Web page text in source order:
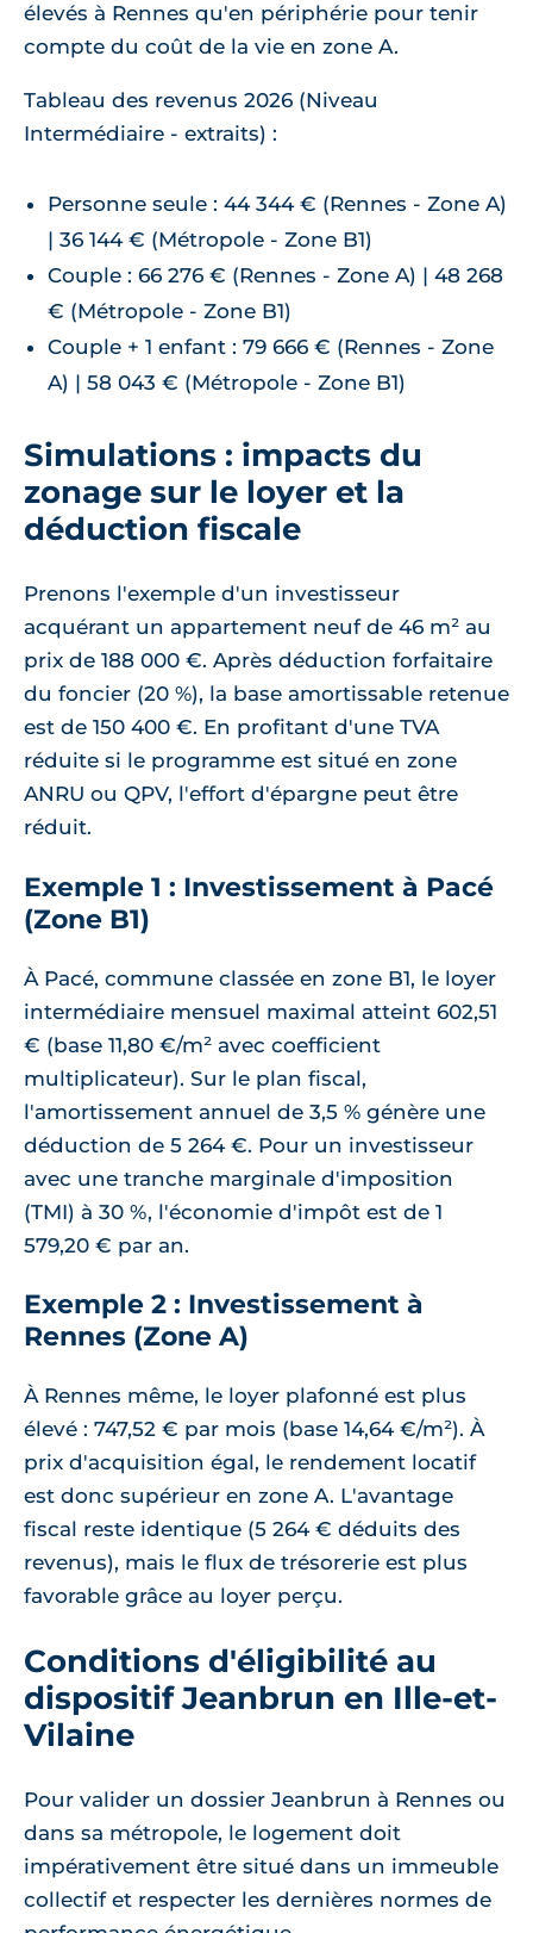
élevés à Rennes qu'en périphérie pour tenir
compte du coût de la vie en zone A.
Tableau des revenus 2026 (Niveau
Intermédiaire - extraits) :
Personne seule : 44 344 € (Rennes - Zone A)
| 36 144 € (Métropole - Zone B1)
Couple : 66 276 € (Rennes - Zone A) | 48 268
€ (Métropole - Zone B1)
Couple + 1 enfant : 79 666 € (Rennes - Zone
A) | 58 043 € (Métropole - Zone B1)
Simulations : impacts du
zonage sur le loyer et la
déduction fiscale
Prenons l'exemple d'un investisseur
acquérant un appartement neuf de 46 m² au
prix de 188 000 €. Après déduction forfaitaire
du foncier (20 %), la base amortissable retenue
est de 150 400 €. En profitant d'une TVA
réduite si le programme est situé en zone
ANRU ou QPV, l'effort d'épargne peut être
réduit.
Exemple 1 : Investissement à Pacé
(Zone B1)
À Pacé, commune classée en zone B1, le loyer
intermédiaire mensuel maximal atteint 602,51
€ (base 11,80 €/m² avec coefficient
multiplicateur). Sur le plan fiscal,
l'amortissement annuel de 3,5 % génère une
déduction de 5 264 €. Pour un investisseur
avec une tranche marginale d'imposition
(TMI) à 30 %, l'économie d'impôt est de 1
579,20 € par an.
Exemple 2 : Investissement à
Rennes (Zone A)
À Rennes même, le loyer plafonné est plus
élevé : 747,52 € par mois (base 14,64 €/m²). À
prix d'acquisition égal, le rendement locatif
est donc supérieur en zone A. L'avantage
fiscal reste identique (5 264 € déduits des
revenus), mais le flux de trésorerie est plus
favorable grâce au loyer perçu.
Conditions d'éligibilité au
dispositif Jeanbrun en Ille-et-
Vilaine
Pour valider un dossier Jeanbrun à Rennes ou
dans sa métropole, le logement doit
impérativement être situé dans un immeuble
collectif et respecter les dernières normes de